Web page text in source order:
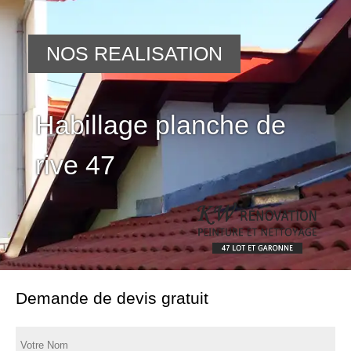
Habillage planche de
rive 47
NOS REALISATION
Demande de devis gratuit